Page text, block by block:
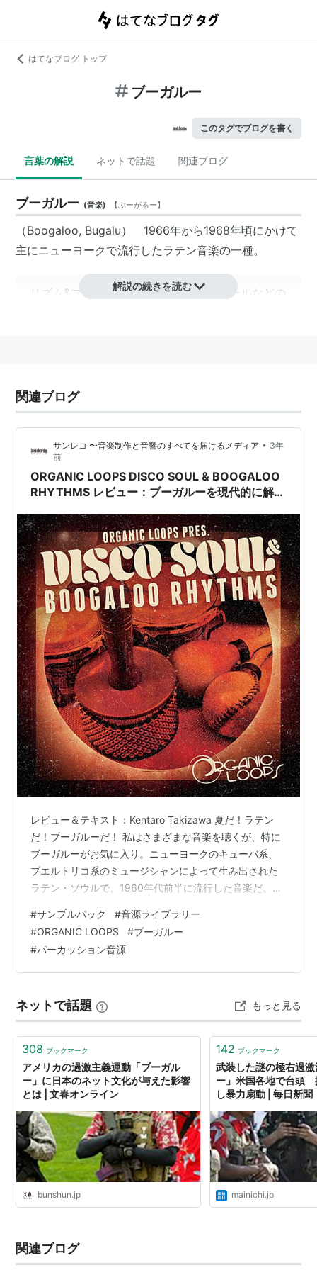
はてなブログ トップ
ブーガルー
このタグでブログを書く
言葉の解説 ネットで話題 関連ブログ
ブーガルー (音楽) 【ぶーがるー】
（Boogaloo, Bugalu） 1966年から1968年頃にかけて
主にニューヨークで流行したラテン音楽の一種。
リズム&ブルース、ソウル、ロックンロールなどの
と、サルサなど他のキューバ系ラテン音楽と変わ
とは異なり、英語で歌われる事が一般的。
楽曲そのものは、2コードまたは3コードの繰り返
しを多用した、明るいパーティーミュージック的
たようで、演奏は、高度とは言えないものも多
い。
歴史的には、言わば「アメリカかぶれ」であるブ
ーガルーの反動（と黒人公民権運動の影響）によ
り、キューバ音楽の伝統により近づいたスタイル
であるサルサが盛り上がっていったとされてお
り、ブーガルー自体は「一過性の流行」「時代の
徒花」などと軽視されていた事もあった。しか
し、ブーガルーの持つ雑食的な猥雑さが70年代ニ
ューヨーク・サルサに受け継がれた事も事実であ
り、ブーガルーなしではその後のサルサはなかっ
たと言うことができる。
出典: フリー百科事典『ウィキペディア
解説の続きを読む
関連ブログ
サンレコ 〜音楽制作と音響のすべてを届けるメディア • 3年
前
ORGANIC LOOPS DISCO SOUL & BOOGALOO
RHYTHMS レビュー：ブーガルーを現代的に解釈
レビュー＆テキスト：Kentaro Takizawa 夏だ！ラテン
だ！ブーガルーだ！ 私はさまざまな音楽を聴くが、特に
ブーガルーがお気に入り。ニューヨークのキューバ系、
プエルトリコ系のミュージシャンによって生み出された
ラテン・ソウルで、1960年代前半に流行した音楽だ。陽
BOOGALOO RHYTHMS』は、そんなブーガルーが現代
的に解釈されている印象。ルイ・ヴェガやDJ
KAWASAKI、ROOT SOULにまで通ずるようなフィーリン
グで、今の時代感にもフィットしている。GRETSCHや
#サンプルパック #音源ライブラリー
#ORGANIC LOOPS #ブーガルー
#パーカッション音源
ネットで話題 もっと見る
308 ブックマーク
アメリカの過激主義運動「ブーガル
ー」に日本のネット文化が与えた影響
とは | 文春オンライン
bunshun.jp
142 ブックマーク
武装した謎の極右過
ー」米国各地で台頭
し暴力扇動 | 毎日新聞
mainichi.jp
関連ブログ